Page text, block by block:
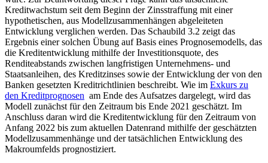
Kreditwachstum seit dem Beginn der Zinsstraffung mit einer
hypothetischen, aus Modellzusammenhängen abgeleiteten
Entwicklung verglichen werden. Das Schaubild 3.2 zeigt das
Ergebnis einer solchen Übung auf Basis eines Prognosemodells, das
die Kreditentwicklung mithilfe der Investitionsquote, des
Renditeabstands zwischen langfristigen Unternehmens- und
Staatsanleihen, des Kreditzinses sowie der Entwicklung der von den
Banken gesetzten Kreditrichtlinien beschreibt. Wie im Exkurs zu
den Kreditprognosen am Ende des Aufsatzes dargelegt, wird das
Modell zunächst für den Zeitraum bis Ende 2021 geschätzt. Im
Anschluss daran wird die Kreditentwicklung für den Zeitraum von
Anfang 2022 bis zum aktuellen Datenrand mithilfe der geschätzten
Modellzusammenhänge und der tatsächlichen Entwicklung des
Makroumfelds prognostiziert.